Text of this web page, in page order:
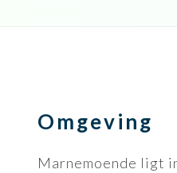
Omgeving
Marnemoende ligt